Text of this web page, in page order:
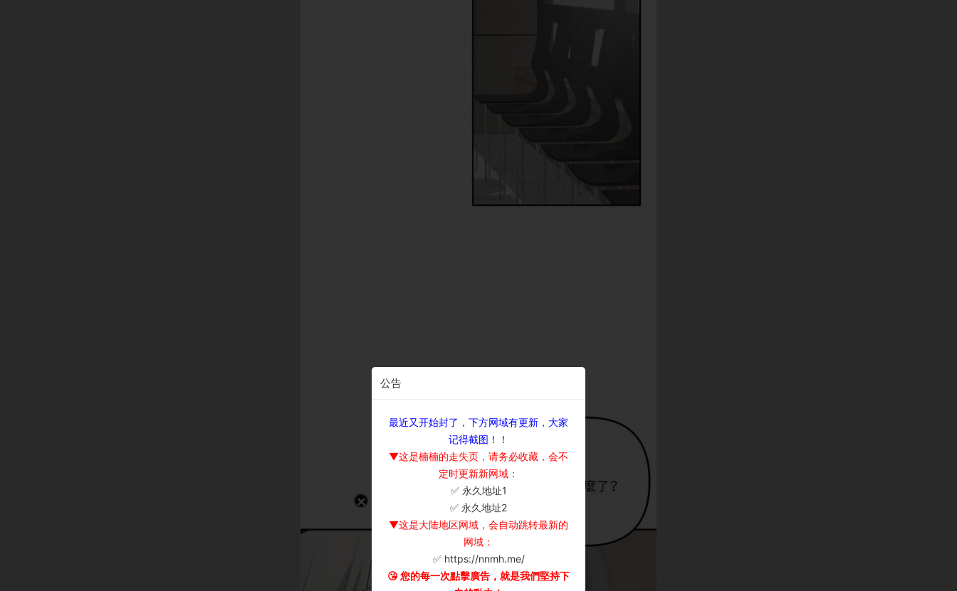
公告
最近又开始封了，下方网域有更新，大家
记得截图！！
▼这是楠楠的走失页，请务必收藏，会不
定时更新新网域：
✅ 永久地址1
✅ 永久地址2
▼这是大陆地区网域，会自动跳转最新的
网域：
✅ https://nnmh.me/
😘 您的每一次點擊廣告，就是我們堅持下
×